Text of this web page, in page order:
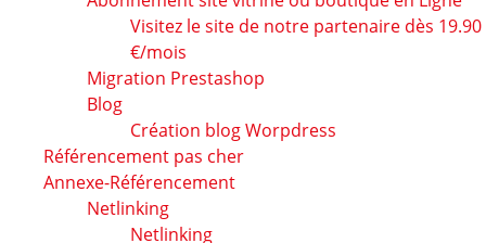
Visitez le site de notre partenaire dès 19.90
€/mois
Migration Prestashop
Blog
Création blog Worpdress
Référencement pas cher
Annexe-Référencement
Netlinking
Netlinking